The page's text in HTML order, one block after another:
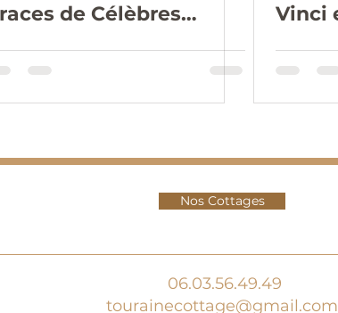
de Célèbres
Vinci
Nos Cottages
06.03.56.49.49
tourainecottage@gmail.com